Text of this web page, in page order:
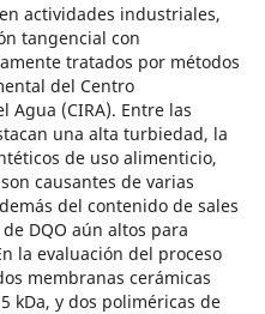
actividades industriales,
tangencial con
tratados por métodos
del Centro
Agua (CIRA). Entre las
una alta turbiedad, la
de uso alimenticio,
causantes de varias
del contenido de sales
DQO aún altos para
la evaluación del proceso
membranas cerámicas
kDa, y dos poliméricas de